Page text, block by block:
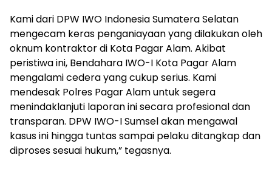
Kami dari DPW IWO Indonesia Sumatera Selatan
mengecam keras penganiayaan yang dilakukan oleh
oknum kontraktor di Kota Pagar Alam. Akibat
peristiwa ini, Bendahara IWO-I Kota Pagar Alam
mengalami cedera yang cukup serius. Kami
mendesak Polres Pagar Alam untuk segera
menindaklanjuti laporan ini secara profesional dan
transparan. DPW IWO-I Sumsel akan mengawal
kasus ini hingga tuntas sampai pelaku ditangkap dan
diproses sesuai hukum,” tegasnya.